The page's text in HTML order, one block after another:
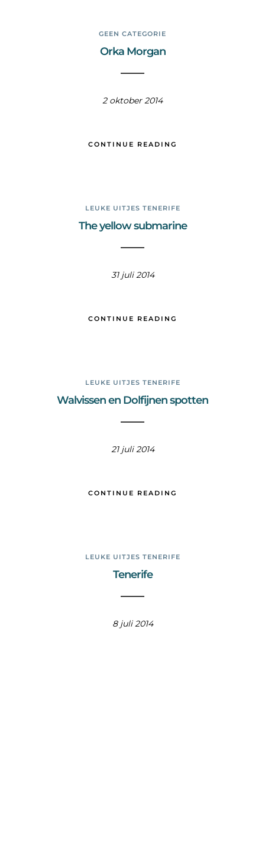
GEEN CATEGORIE
Orka Morgan
2 oktober 2014
CONTINUE READING
LEUKE UITJES TENERIFE
The yellow submarine
31 juli 2014
CONTINUE READING
LEUKE UITJES TENERIFE
Walvissen en Dolfijnen spotten
21 juli 2014
CONTINUE READING
LEUKE UITJES TENERIFE
Tenerife
8 juli 2014